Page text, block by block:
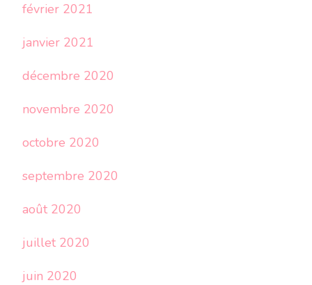
février 2021
janvier 2021
décembre 2020
novembre 2020
octobre 2020
septembre 2020
août 2020
juillet 2020
juin 2020